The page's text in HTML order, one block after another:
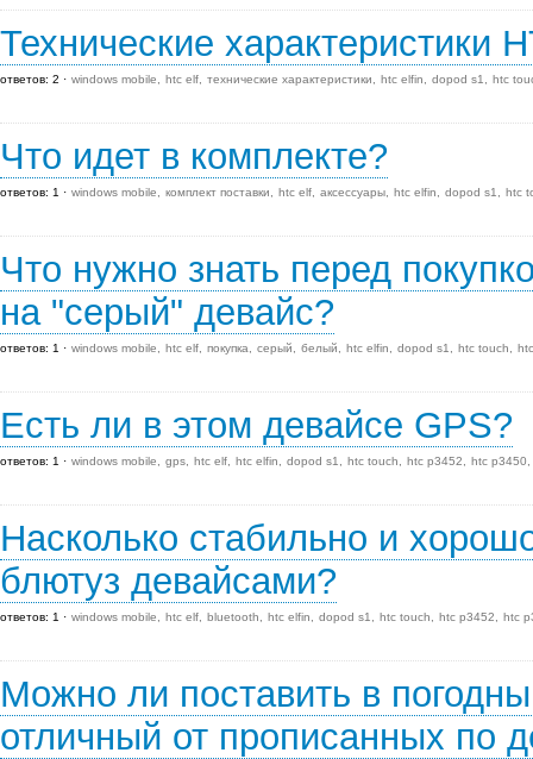
Технические характеристики
ответов: 2 windows mobile htc elf технические характеристики htc elfin dopod s1 htc
Что идет в комплекте?
ответов: 1 windows mobile комплект поставки htc elf аксессуары htc elfin dopod s1 htc
Что нужно знать перед
на "серый" девайс?
ответов: 1 windows mobile htc elf покупка серый белый htc elfin dopod s1 htc touch
Есть ли в этом девайсе GPS?
ответов: 1 windows mobile gps htc elf htc elfin dopod s1 htc touch htc p3452 htc p3450
Насколько стабильно и
блютуз девайсами?
ответов: 1 windows mobile htc elf bluetooth htc elfin dopod s1 htc touch htc p3452 htc
Можно ли поставить в
отличный от прописанных по